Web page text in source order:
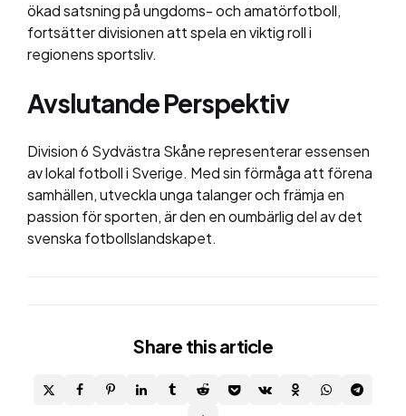
ökad satsning på ungdoms- och amatörfotboll,
fortsätter divisionen att spela en viktig roll i
regionens sportsliv.
Avslutande Perspektiv
Division 6 Sydvästra Skåne representerar essensen
av lokal fotboll i Sverige. Med sin förmåga att förena
samhällen, utveckla unga talanger och främja en
passion för sporten, är den en oumbärlig del av det
svenska fotbollslandskapet.
Share this article